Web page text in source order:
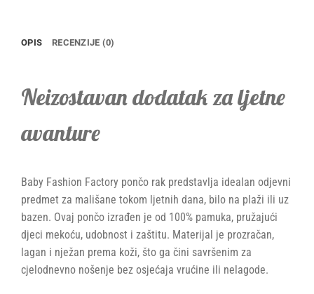
OPIS RECENZIJE (0)
Neizostavan dodatak za ljetne
avanture
Baby Fashion Factory pončo rak predstavlja idealan odjevni
predmet za mališane tokom ljetnih dana, bilo na plaži ili uz
bazen. Ovaj pončo izrađen je od 100% pamuka, pružajući
djeci mekoću, udobnost i zaštitu. Materijal je prozračan,
lagan i nježan prema koži, što ga čini savršenim za
cjelodnevno nošenje bez osjećaja vrućine ili nelagode.